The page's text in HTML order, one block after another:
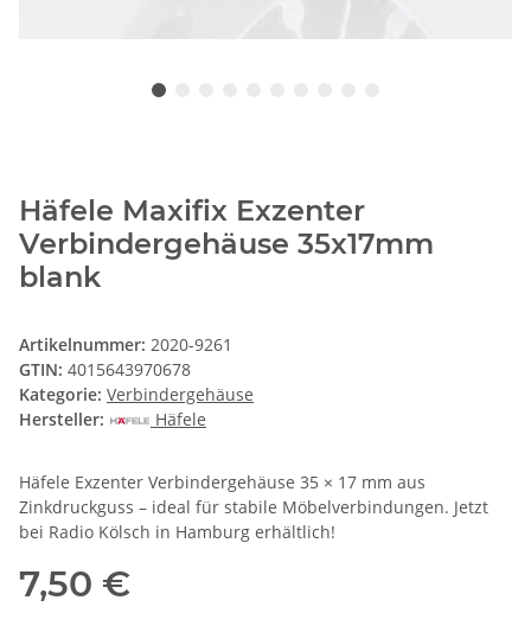
Häfele Maxifix Exzenter
Verbindergehäuse 35x17mm
blank
Artikelnummer: 2020-9261
GTIN: 4015643970678
Kategorie: Verbindergehäuse
Hersteller:
Häfele
Häfele Exzenter Verbindergehäuse 35 × 17 mm aus
Zinkdruckguss – ideal für stabile Möbelverbindungen. Jetzt
bei Radio Kölsch in Hamburg erhältlich!
7,50 €